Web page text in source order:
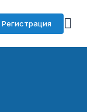
Регистрация